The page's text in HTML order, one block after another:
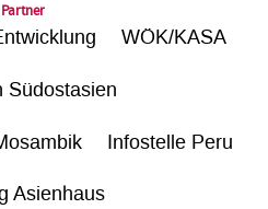
Partner
WÖK/KASA
Südostasien
Infostelle Peru
Asienhaus